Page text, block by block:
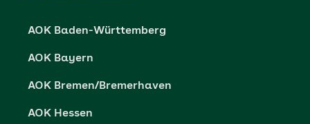
Presse- und Politikportal
Vertriebspartner-Service
AOK Baden-Württemberg
AOK Bayern
AOK Bremen/Bremerhaven
AOK Hessen